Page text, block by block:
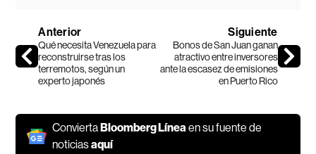
Anterior
Qué necesita Venezuela para
reconstruirse tras los
terremotos, según un
experto japonés
Siguiente
Bonos de San Juan ganan
atractivo entre inversores
ante la escasez de emisiones
en Puerto Rico
ConviertaBloomberg Líneaen su fuente de
noticiasaquí